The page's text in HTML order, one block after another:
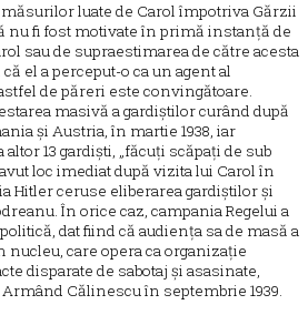
măsurilor luate de Carol împotriva Gărzii
nu fi fost motivate în primă instanță de
sau de supraestimarea de către acesta
el a perceput-o ca un agent al
de păreri este convingătoare.
masivă a gardiștilor curând după
și Austria, în martie 1938, iar
13 gardiști, „făcuți scăpați de sub
loc imediat după vizita lui Carol în
Hitler ceruse eliberarea gardiștilor și
În orice caz, campania Regelui a
dat fiind că audiența sa de masă a
nucleu, care opera ca organizație
disparate de sabotaj și asasinate,
Călinescu în septembrie 1939.